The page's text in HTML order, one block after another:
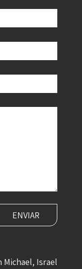
Michael, Israel